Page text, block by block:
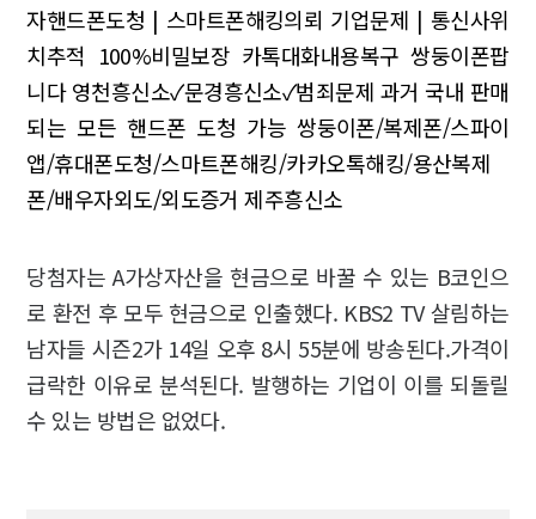
자핸드폰도청 | 스마트폰해킹의뢰 기업문제 | 통신사위
치추적 100%비밀보장 카톡대화내용복구 쌍둥이폰팝
니다 영천흥신소✓문경흥신소✓범죄문제 과거 국내 판매
되는 모든 핸드폰 도청 가능 쌍둥이폰/복제폰/스파이
앱/휴대폰도청/스마트폰해킹/카카오톡해킹/용산복제
폰/배우자외도/외도증거 제주흥신소
당첨자는 A가상자산을 현금으로 바꿀 수 있는 B코인으
로 환전 후 모두 현금으로 인출했다. KBS2 TV 살림하는
남자들 시즌2가 14일 오후 8시 55분에 방송된다.가격이
급락한 이유로 분석된다. 발행하는 기업이 이를 되돌릴
수 있는 방법은 없었다.